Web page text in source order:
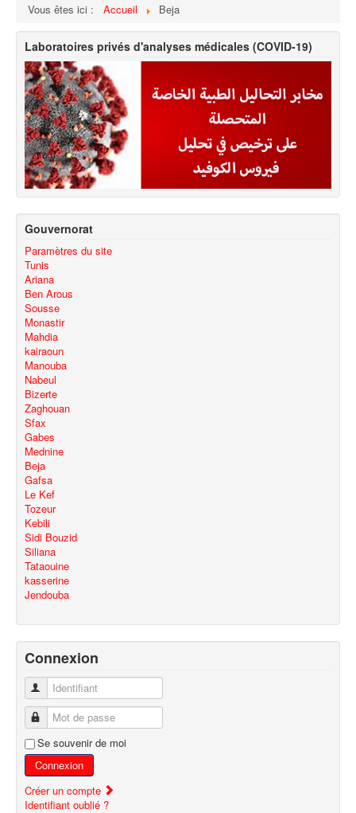
Vous êtes ici : Accueil Beja
Laboratoires privés d'analyses médicales (COVID-19)
Gouvernorat
Paramètres du site
Tunis
Ariana
Ben Arous
Sousse
Monastir
Mahdia
kairaoun
Manouba
Nabeul
Bizerte
Zaghouan
Sfax
Gabes
Mednine
Beja
Gafsa
Le Kef
Tozeur
Kebili
Sidi Bouzid
Siliana
Tataouine
kasserine
Jendouba
Connexion
Identifiant
Mot de passe
Se souvenir de moi
Connexion
Créer un compte
Identifiant oublié ?